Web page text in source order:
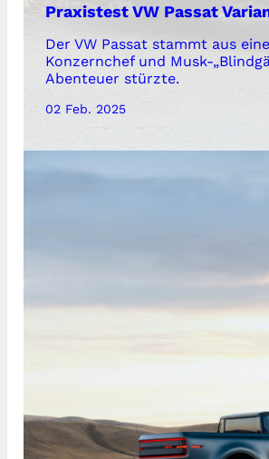
Praxistest VW Passat
Der VW Passat stammt aus
Konzernchef und Musk-
Abenteuer stürzte.
02 Feb. 2025